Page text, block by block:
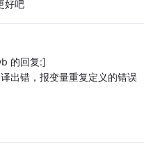
好吧
的回复:]
出错，报变量重复定义的错误